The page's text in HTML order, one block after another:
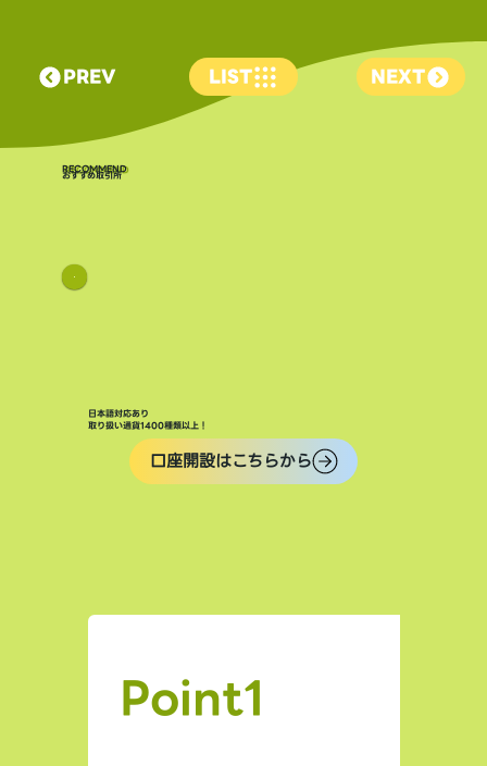
PREV LIST NEXT
​RECOMMEND
おすすめ取引所
日本語対応あり
取り扱い通貨1400種類以上！
口座開設はこちらから
Point1